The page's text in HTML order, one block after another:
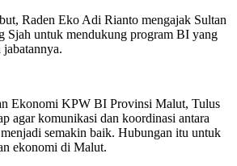
Raden Eko Adi Rianto mengajak Sultan
Sjah untuk mendukung program BI yang
Ekonomi KPW BI Provinsi Malut, Tulus
agar komunikasi dan koordinasi antara
semakin baik. Hubungan itu untuk
ekonomi di Malut.